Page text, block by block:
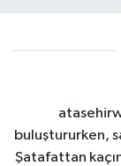
buluştururken,
Şatafattan